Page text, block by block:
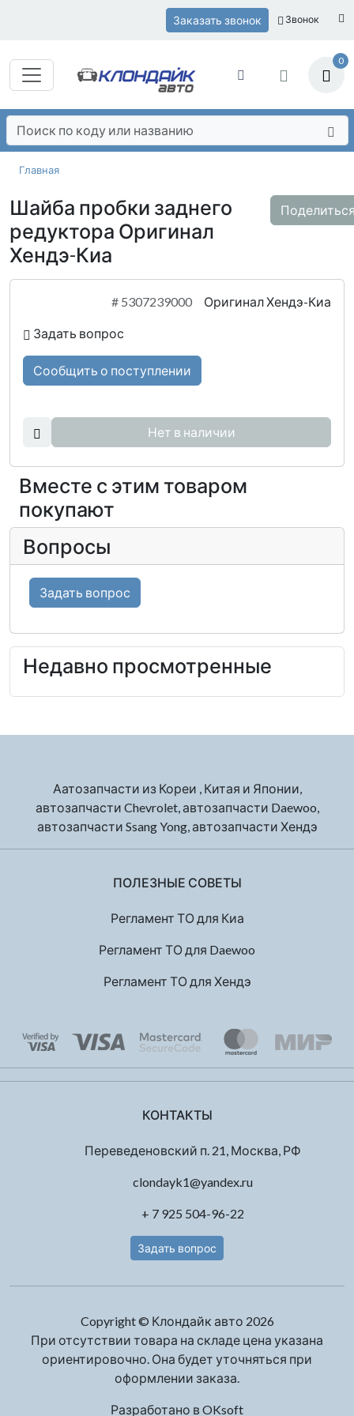
Заказать звонок Звонок
0
Главная
Шайба пробки заднего
редуктора Оригинал
Хендэ-Киа
# 5307239000 Оригинал Хендэ-Киа
Задать вопрос
Сообщить о поступлении
Нет в наличии
Вместе с этим товаром
покупают
Вопросы
Задать вопрос
Недавно просмотренные
Аатозапчасти из Кореи , Китая и Японии,
автозапчасти Chevrolet, автозапчасти Daewoo,
автозапчасти Ssang Yong, автозапчасти Хендэ
ПОЛЕЗНЫЕ СОВЕТЫ
Регламент ТО для Киа
Регламент ТО для Daewoo
Регламент ТО для Хендэ
КОНТАКТЫ
Переведеновский п. 21, Москва, РФ
clondayk1@yandex.ru
+ 7 925 504-96-22
Задать вопрос
Copyright © Клондайк авто 2026
При отсутствии товара на складе цена указана
ориентировочно. Она будет уточняться при
оформлении заказа.
Разработано в OKsoft